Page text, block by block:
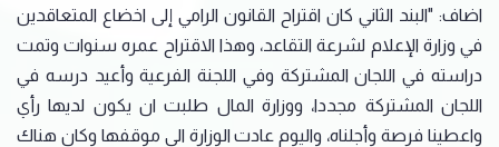
اضاف: "البند الثاني كان اقتراح القانون الرامي إلى اخضاع المتعاقدين
في وزارة الإعلام لشرعة التقاعد، وهذا الاقتراح عمره سنوات وتمت
دراسته في اللجان المشتركة وفي اللجنة الفرعية وأعيد درسه في
اللجان المشتركة مجددا، ووزارة المال طلبت ان يكون لديها رأي
واعطينا فرصة وأجلناه، واليوم عادت الوزارة الى موقفها وكان هناك